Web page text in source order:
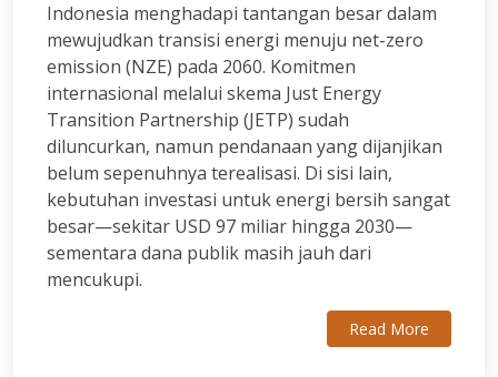
Indonesia menghadapi tantangan besar dalam
mewujudkan transisi energi menuju net-zero
emission (NZE) pada 2060. Komitmen
internasional melalui skema Just Energy
Transition Partnership (JETP) sudah
diluncurkan, namun pendanaan yang dijanjikan
belum sepenuhnya terealisasi. Di sisi lain,
kebutuhan investasi untuk energi bersih sangat
besar—sekitar USD 97 miliar hingga 2030—
sementara dana publik masih jauh dari
mencukupi.
Read More